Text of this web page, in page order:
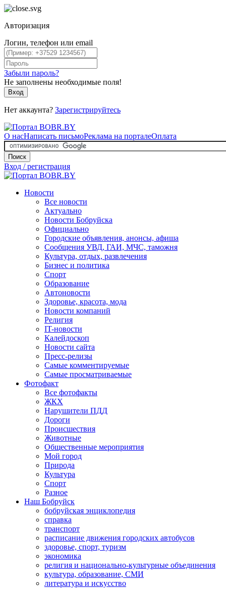
Авторизация
Логин, телефон или email
Забыли пароль?
Не заполнены необходимые поля!
Вход
Нет аккаунта? Зарегистрируйтесь
О насНаписать письмоРеклама на порталеОплата
Поиск
Вход / регистрация
Новости
Все новости
Актуально
Новости Бобруйска
Официально
Городские объявления, анонсы, афиша
Сообщения УВД, ГАИ, МЧС, таможня
Культура, отдых, развлечения
Бизнес и политика
Спорт
Образование
Автоновости
Здоровье, красота, мода
Новости компаний
Религия
IT-новости
Калейдоскоп
Новости сайта
Пресс-релизы
Самые комментируемые
Самые просматриваемые
Фотофакт
Все фотофакты
ЖКХ
Нарушители ПДД
Дороги
Происшествия
Животные
Общественные мероприятия
Мой город
Природа
Культура
Спорт
Разное
Наш Бобруйск
бобруйская энциклопедия
справка
транспорт
расписание движения городских автобусов
здоровье, спорт, туризм
экономика
религия и национально-культурные объединения
культура, образование, СМИ
литература и искусство